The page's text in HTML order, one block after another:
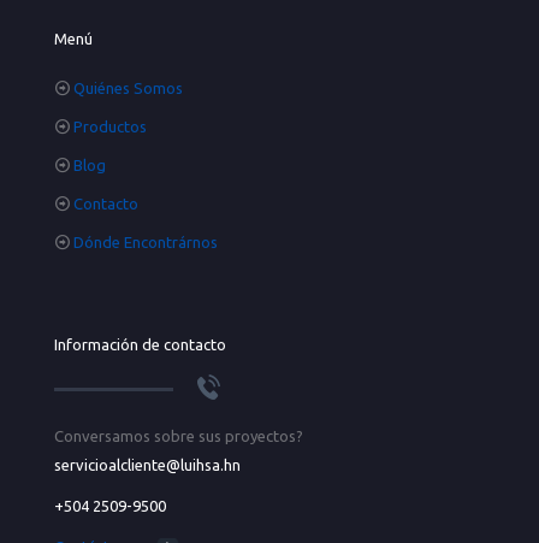
Menú
Quiénes Somos
Productos
Blog
Contacto
Dónde Encontrárnos
Información de contacto
Conversamos sobre sus proyectos?
servicioalcliente@luihsa.hn
+504 2509-9500